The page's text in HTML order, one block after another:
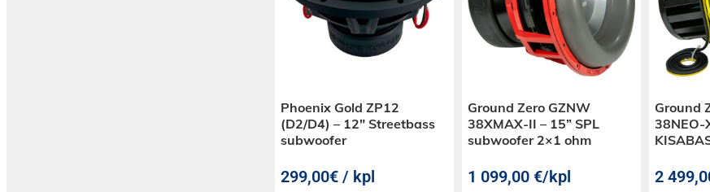
Phoenix Gold ZP12
(D2/D4) – 12″ Streetbass
subwoofer
299,00€ / kpl
Ground Zero GZNW
38XMAX-II – 15” SPL
subwoofer 2×1 ohm
1 099,00 €/kpl
Ground
38NEO-
2